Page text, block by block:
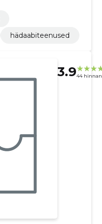
hädaabiteenused
3.944